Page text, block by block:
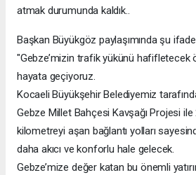
atmak durumunda kaldık..
Başkan Büyükgöz paylaşımında şu
"Gebze’mizin trafik yükünü hafifletecek
hayata geçiyoruz.
Kocaeli Büyükşehir Belediyemiz
Gebze Millet Bahçesi Kavşağı Projesi
kilometreyi aşan bağlantı yolları
daha akıcı ve konforlu hale gelecek.
Gebze’mize değer katan bu önemli